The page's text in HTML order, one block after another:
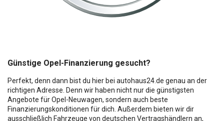
Günstige Opel-Finanzierung gesucht?
Perfekt, denn dann bist du hier bei autohaus24.de genau an der
richtigen Adresse. Denn wir haben nicht nur die günstigsten
Angebote fürOpel -Neuwagen, sondern auch beste
Finanzierungskonditionen für dich. Außerdem bieten wir dir
ausschließlich Fahrzeuge von deutschen Vertragshändlern an,